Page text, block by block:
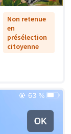
Non retenue
en
présélection
citoyenne